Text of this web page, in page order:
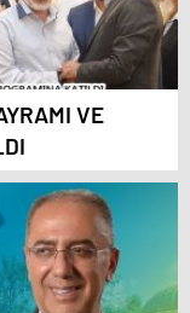
VE